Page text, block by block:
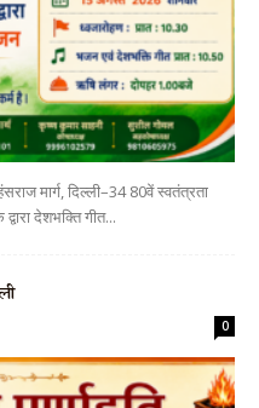
मार्ग, दिल्ली–34 80वें स्वतंत्रता
देशभक्ति गीत...
0